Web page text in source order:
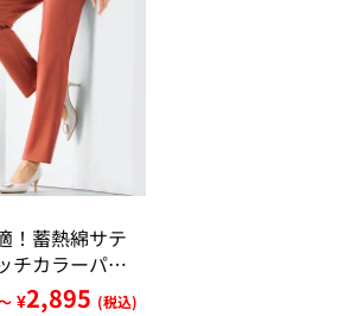
！蓄熱綿サテ
チカラーパン
¥2,895 (税込)